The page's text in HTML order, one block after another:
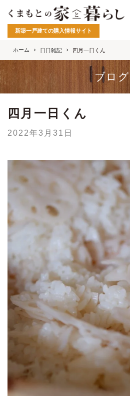
新築一戸建ての購入情報サイト
ホーム 日日雑記 四月一日くん
ブログ
四月一日くん
2022年3月31日